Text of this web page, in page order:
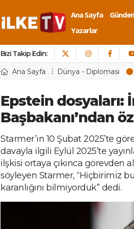
Ana Sayfa
Yazarlar
Bizi Takip Edin:
Ana Sayfa Dünya - Diplomasi
Epstein dosyaları:
Başbakanı’ndan
Starmer’ın 10 Şubat 2025’te
davayla ilgili Eylül 2025’te
ilşkisi ortaya çıkınca görevden
söyleyen Starmer, “Hiçbirimiz
karanlığını bilmiyorduk” dedi.